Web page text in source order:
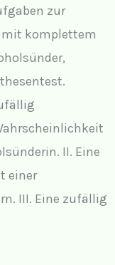
zur
mit komplettem
II. Eine
einer
III. Eine zufällig